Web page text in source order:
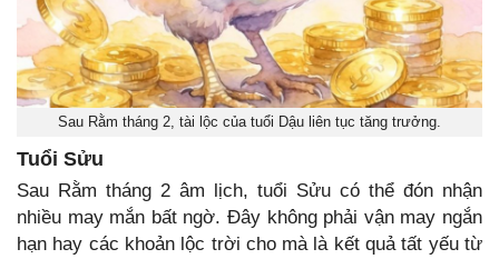
Sau Rằm tháng 2, tài lộc của tuổi Dậu liên tục tăng trưởng.
Tuổi Sửu
Sau Rằm tháng 2 âm lịch, tuổi Sửu có thể đón nhận
nhiều may mắn bất ngờ. Đây không phải vận may ngắn
hạn hay các khoản lộc trời cho mà là kết quả tất yếu từ